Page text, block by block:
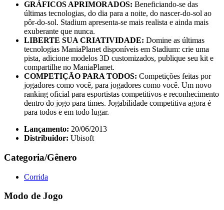
GRÁFICOS APRIMORADOS: Beneficiando-se das
últimas tecnologias, do dia para a noite, do nascer-do-sol ao
pôr-do-sol. Stadium apresenta-se mais realista e ainda mais
exuberante que nunca.
LIBERTE SUA CRIATIVIDADE: Domine as últimas
tecnologias ManiaPlanet disponíveis em Stadium: crie uma
pista, adicione modelos 3D customizados, publique seu kit e
compartilhe no ManiaPlanet.
COMPETIÇÃO PARA TODOS: Competições feitas por
jogadores como você, para jogadores como você. Um novo
ranking oficial para esportistas competitivos e reconhecimento
dentro do jogo para times. Jogabilidade competitiva agora é
para todos e em todo lugar.
Lançamento: 20/06/2013
Distribuidor: Ubisoft
Categoria/Gênero
Corrida
Modo de Jogo